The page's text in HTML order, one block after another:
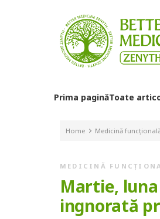
Prima paginăToate
Home Medicină
MEDICINĂ
Martie,
ingnorată